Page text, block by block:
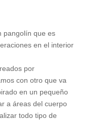
pangolín que es
en el interior
por
con otro que va
en un pequeño
a áreas del cuerpo
todo tipo de